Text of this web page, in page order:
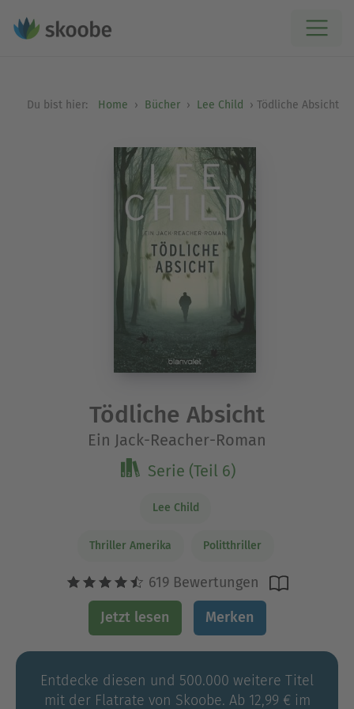
Du bist hier: Home Bücher Lee Child Tödliche Absicht
Tödliche Absicht
Ein Jack-Reacher-Roman
Serie (Teil 6)
Lee Child
Thriller Amerika Politthriller
619 Bewertungen
Jetzt lesen Merken
Entdecke diesen und 500.000 weitere Titel
mit der Flatrate von Skoobe. Ab 12,99 € im